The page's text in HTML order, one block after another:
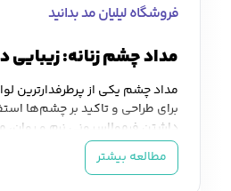
فروشگاه لیلیان مد بدانید
مداد چشم زنانه: زیبایی
مداد چشم یکی از پرطرفدارترین
برای طراحی و تاکید بر چشم‌ها
داشتن فرمولاسیونی نرم و روان،
به پوست اطراف چشم‌ها می‌لغزند و
می‌کنند. این محصول می‌تواند
مطالعه بیشتر